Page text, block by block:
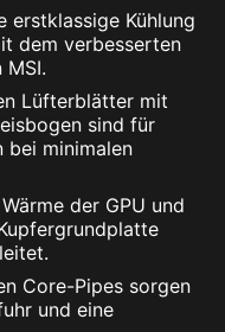
erstklassige Kühlung
dem verbesserten
Lüfterblätter mit
sind für
minimalen
der GPU und
Core-Pipes sorgen
und eine